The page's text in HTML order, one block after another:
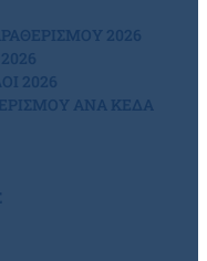
2026
2026
ΑΝΑ ΚΕΔΑ